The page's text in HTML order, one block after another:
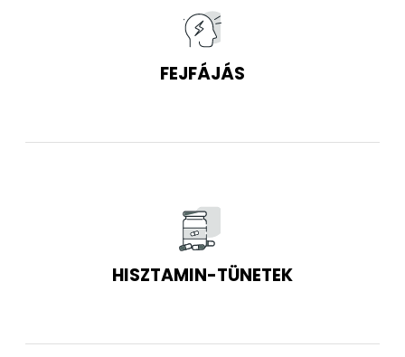
FEJFÁJÁS
HISZTAMIN-TÜNETEK